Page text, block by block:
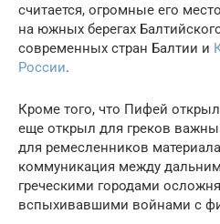
считается, огромные его
на южных берегах
современных стран Балтии и
России.
Кроме того, что Пифей
еще открыл для греков
для ремесленников
коммуникация между
греческими городами
вспыхивавшими войнами с